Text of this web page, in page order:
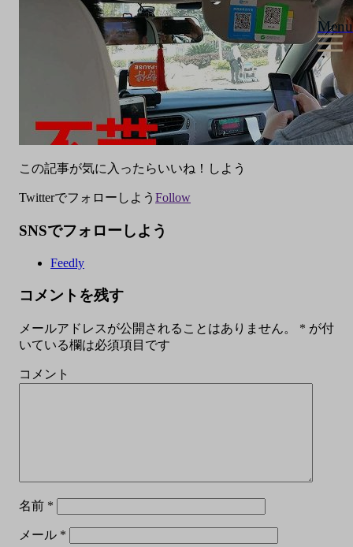
Menu
この記事が気に入ったらいいね！しよう
Twitterでフォローしよう Follow
SNSでフォローしよう
Feedly
コメントを残す
メールアドレスが公開されることはありません。 * が付
いている欄は必須項目です
コメント
名前 *
メール *